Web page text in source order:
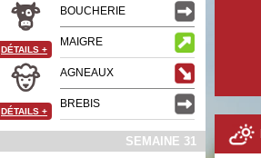
BOUCHERIE
MAIGRE
DÉTAILS +
AGNEAUX
BREBIS
DÉTAILS +
SEMAINE 31